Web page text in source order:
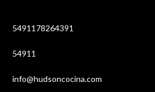
5491178264391
54911
info@hudsoncocina.com